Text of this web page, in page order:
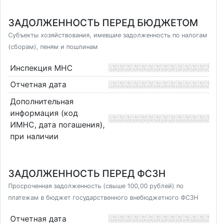
ЗАДОЛЖЕННОСТЬ ПЕРЕД БЮДЖЕТОМ
Субъекты хозяйствования, имевшие задолженность по налогам
(сборам), пеням и пошлинам
Инспекция МНС
Отчетная дата
Дополнительная
информация (код
ИМНС, дата погашения),
при наличии
ЗАДОЛЖЕННОСТЬ ПЕРЕД ФСЗН
Просроченная задолженность (свыше 100,00 рублей) по
платежам в бюджет государственного внебюджетного ФСЗН
Отчетная дата